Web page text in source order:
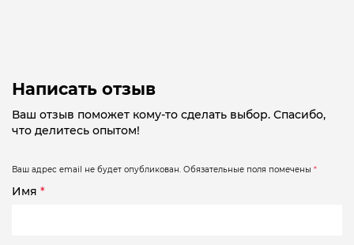
Написать отзыв
Ваш отзыв поможет кому-то сделать выбор. Спасибо,
что делитесь опытом!
Ваш адрес email не будет опубликован. Обязательные поля помечены *
Имя *